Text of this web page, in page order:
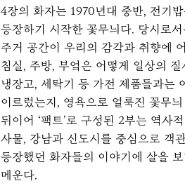
4장의 화자는 1970년대 중반, 전기
등장하기 시작한 꽃무늬다. 당시로
주거 공간이 우리의 감각과 취향에
침실, 주방, 부엌은 어떻게 일상의
냉장고, 세탁기 등 가전 제품들과는
이르렀는지, 영욕으로 얼룩진 꽃무
뒤이어 ‘팩트’로 구성된 2부는 역사
사물, 강남과 신도시를 중심으로 객
등장했던 화자들의 이야기에 살을
메운다.